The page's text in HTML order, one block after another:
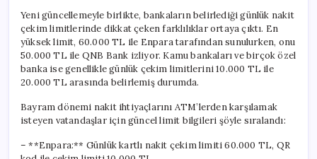
Yeni güncellemeyle birlikte, bankaların belirlediği günlük nakit
çekim limitlerinde dikkat çeken farklılıklar ortaya çıktı. En
yüksek limit, 60.000 TL ile Enpara tarafından sunulurken, onu
50.000 TL ile QNB Bank izliyor. Kamu bankaları ve birçok özel
banka ise genellikle günlük çekim limitlerini 10.000 TL ile
20.000 TL arasında belirlemiş durumda.
Bayram dönemi nakit ihtiyaçlarını ATM’lerden karşılamak
isteyen vatandaşlar için güncel limit bilgileri şöyle sıralandı:
– **Enpara:** Günlük kartlı nakit çekim limiti 60.000 TL, QR